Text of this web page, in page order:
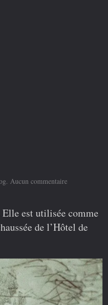
. Aucun commentairesur
drôle
de
est utilisée comme
de l’Hôtel de